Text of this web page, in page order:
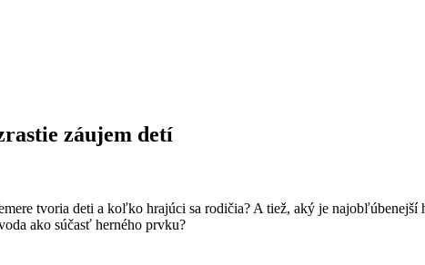
záujem detí
tvoria deti a koľko hrajúci sa rodičia? A tiež, aký je
ako súčasť herného prvku?